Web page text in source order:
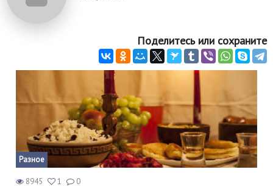
Поделитесь или сохраните
Разное
8945 1 0